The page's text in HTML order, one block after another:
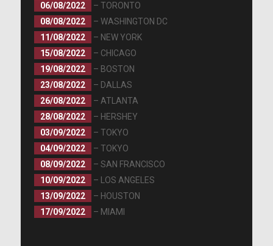
06/08/2022
– TORONTO
08/08/2022
– WASHINGTON DC
11/08/2022
– NEW YORK
15/08/2022
– CHICAGO
19/08/2022
– BOSTON
23/08/2022
– DALLAS
26/08/2022
– ATLANTA
28/08/2022
– HERSHEY
03/09/2022
– TOKYO
04/09/2022
– TOKYO
08/09/2022
– SAN FRANCISCO
10/09/2022
– LOS ANGELES
13/09/2022
– HOUSTON
17/09/2022
– MIAMI